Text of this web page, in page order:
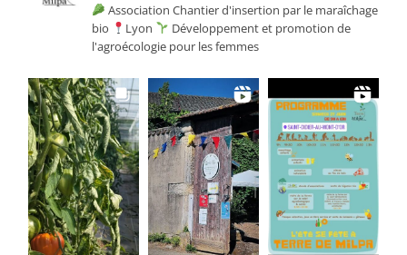
Association Chantier d'insertion par le maraîchage
bio
Lyon
Développement et promotion de
l'agroécologie pour les femmes